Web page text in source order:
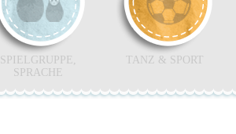
SPIELGRUPPE,
SPRACHE
TANZ & SPORT